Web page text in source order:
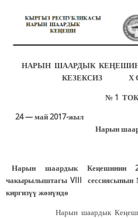
НАРЫН ШААРДЫК
КЕЗЕКСИЗ Х
№ 1
24 — май
Нарын
Нарын шаардык Кеңешинин
чакырылыштагы VIII сессиясынын
киргизүү жөнүндө
Нарын шаардык Кеңешинин